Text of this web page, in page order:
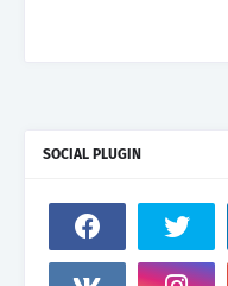
SOCIAL PLUGIN